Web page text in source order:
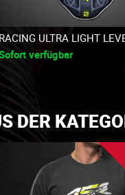
RACING ULTRA LIGHT
verfügbar
DER